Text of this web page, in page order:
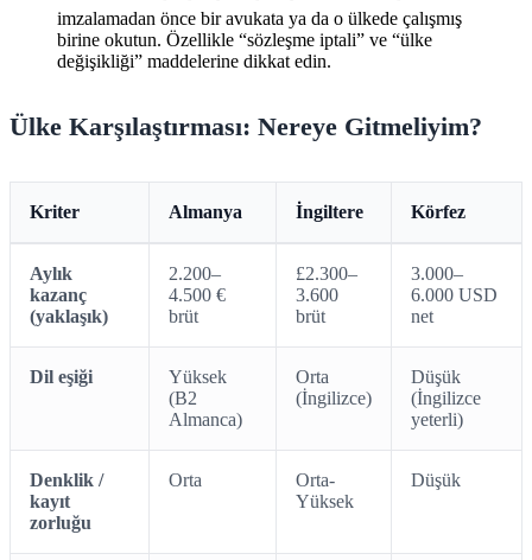
imzalamadan önce bir avukata ya da o ülkede çalışmış
birine okutun. Özellikle “sözleşme iptali” ve “ülke
değişikliği” maddelerine dikkat edin.
Ülke Karşılaştırması: Nereye Gitmeliyim?
Kriter Almanya İngiltere Körfez
Aylık
kazanç
(yaklaşık)
2.200–
4.500 €
brüt
£2.300–
3.600
brüt
3.000–
6.000 USD
net
Dil eşiği
Yüksek
(B2
Almanca)
Orta
(İngilizce)
Düşük
(İngilizce
yeterli)
Denklik /
kayıt
zorluğu
Orta
Orta-
Yüksek
Düşük